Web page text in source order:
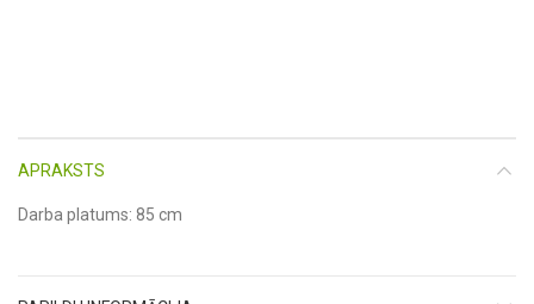
APRAKSTS
Darba platums: 85 cm